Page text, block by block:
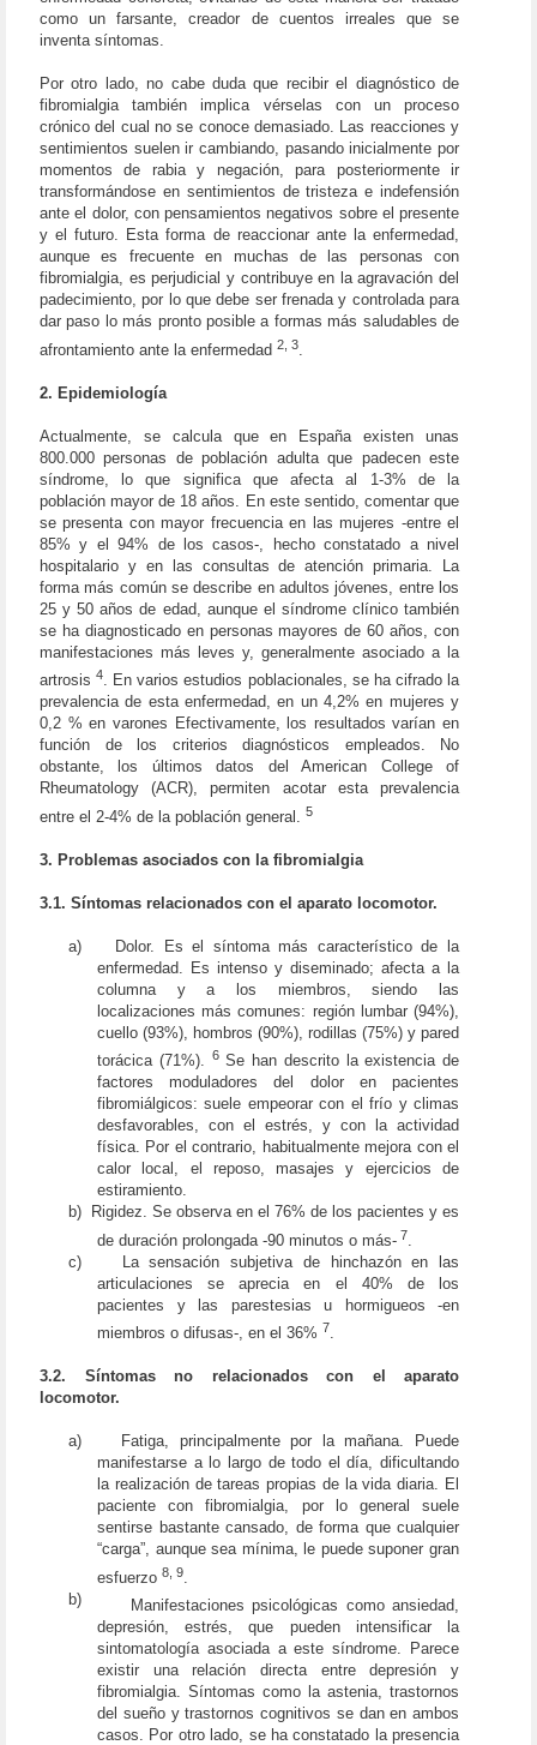
como un farsante, creador de cuentos irreales que se
inventa síntomas.
Por otro lado, no cabe duda que recibir el diagnóstico de
fibromialgia también implica vérselas con un proceso
crónico del cual no se conoce demasiado. Las reacciones y
sentimientos suelen ir cambiando, pasando inicialmente por
momentos de rabia y negación, para posteriormente ir
transformándose en sentimientos de tristeza e indefensión
ante el dolor, con pensamientos negativos sobre el presente
y el futuro. Esta forma de reaccionar ante la enfermedad,
aunque es frecuente en muchas de las personas con
fibromialgia, es perjudicial y contribuye en la agravación del
padecimiento, por lo que debe ser frenada y controlada para
dar paso lo más pronto posible a formas más saludables de
afrontamiento ante la enfermedad 2, 3
2. Epidemiología
Actualmente, se calcula que en España existen unas
800.000 personas de población adulta que padecen este
síndrome, lo que significa que afecta al 1-3% de la
población mayor de 18 años. En este sentido, comentar que
se presenta con mayor frecuencia en las mujeres -entre el
85% y el 94% de los casos-, hecho constatado a nivel
hospitalario y en las consultas de atención primaria. La
forma más común se describe en adultos jóvenes, entre los
25 y 50 años de edad, aunque el síndrome clínico también
se ha diagnosticado en personas mayores de 60 años, con
manifestaciones más leves y, generalmente asociado a la
artrosis4. En varios estudios poblacionales, se ha cifrado la
prevalencia de esta enfermedad, en un 4,2% en mujeres y
0,2 % en varones Efectivamente, los resultados varían en
función de los criterios diagnósticos empleados. No
obstante, los últimos datos del American College of
Rheumatology (ACR), permiten acotar esta prevalencia
entre el 2-4% de la población general.
5
3. Problemas asociados con la fibromialgia
3.1. Síntomas relacionados con el aparato locomotor.
a)
Dolor. Es el síntoma más característico de la
enfermedad. Es intenso y diseminado; afecta a la
columna y a los miembros, siendo las
localizaciones más comunes: región lumbar (94%),
cuello (93%), hombros (90%), rodillas (75%) y pared
torácica (71%). 6Se han descrito la existencia de
factores moduladores del dolor en pacientes
fibromiálgicos: suele empeorar con el frío y climas
desfavorables, con el estrés, y con la actividad
física. Por el contrario, habitualmente mejora con el
calor local, el reposo, masajes y ejercicios de
estiramiento.
b)
Rigidez. Se observa en el 76% de los pacientes y es
de duración prolongada -90 minutos o más- 7
c)
La sensación subjetiva de hinchazón en las
articulaciones se aprecia en el 40% de los
pacientes y las parestesias u hormigueos -en
miembros o difusas-, en el 36% 7.
3.2. Síntomas no relacionados con el aparato
locomotor.
a)
Fatiga, principalmente por la mañana. Puede
manifestarse a lo largo de todo el día, dificultando
la realización de tareas propias de la vida diaria. El
paciente con fibromialgia, por lo general suele
sentirse bastante cansado, de forma que cualquier
“carga”, aunque sea mínima, le puede suponer gran
esfuerzo 8, 9
b)
Manifestaciones psicológicas como ansiedad,
depresión, estrés, que pueden intensificar la
sintomatología asociada a este síndrome. Parece
existir una relación directa entre depresión y
fibromialgia. Síntomas como la astenia, trastornos
del sueño y trastornos cognitivos se dan en ambos
casos. Por otro lado, se ha constatado la presencia